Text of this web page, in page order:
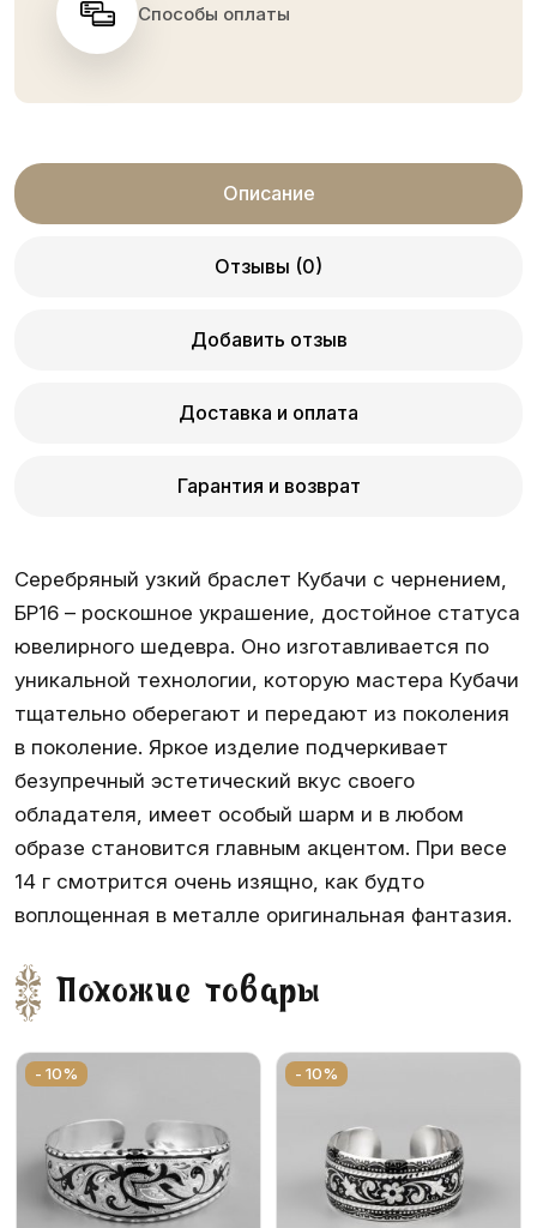
Способы оплаты
Описание
Отзывы (0)
Добавить отзыв
Доставка и оплата
Гарантия и возврат
Серебряный узкий браслет Кубачи с чернением,
БР16 – роскошное украшение, достойное статуса
ювелирного шедевра. Оно изготавливается по
уникальной технологии, которую мастера Кубачи
тщательно оберегают и передают из поколения
в поколение. Яркое изделие подчеркивает
безупречный эстетический вкус своего
обладателя, имеет особый шарм и в любом
образе становится главным акцентом. При весе
14 г смотрится очень изящно, как будто
воплощенная в металле оригинальная фантазия.
Похожие товары
- 10% - 10%